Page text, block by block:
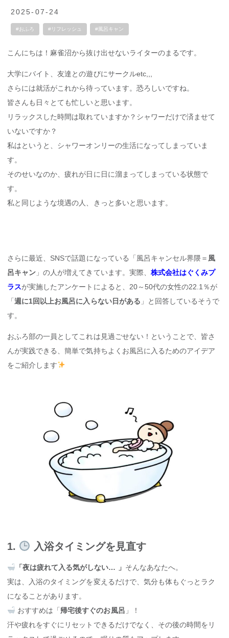
2025-07-24
#おふろ #リフレッシュ #風呂キャン
こんにちは！麻雀沼から抜け出せないライターのまるです。
大学にバイト、友達との遊びにサークルetc,,,
さらには就活がこれから待っています。恐ろしいですね。
皆さんも日々とても忙しいと思います。
リラックスした時間は取れていますか？シャワーだけで済ませて
いないですか？
私はというと、シャワーオンリーの生活になってしまっていま
す。
そのせいなのか、疲れが日に日に溜まってしまっている状態で
す。
私と同じような境遇の人、きっと多いと思います。
さらに最近、SNSで話題になっている「風呂キャンセル界隈＝ 風
呂キャン 」の人が増えてきています。実際、 株式会社はぐくみプ
ラスが実施したアンケートによると、20～50代の女性の22.1％が
「週に1回以上お風呂に入らない日がある 」と回答しているそうで
す。
おふろ部の一員としてこれは見過ごせない！ということで、皆さ
んが実践できる、簡単で気持ちよくお風呂に入るためのアイデア
をご紹介します
1. 入浴タイミングを見直す
「夜は疲れて入る気がしない… 」 そんなあなたへ。
実は、入浴のタイミングを変えるだけで、気分も体もぐっとラク
になることがあります。
おすすめは「 帰宅後すぐのお風呂 」！
汗や疲れをすぐにリセットできるだけでなく、その後の時間をリ